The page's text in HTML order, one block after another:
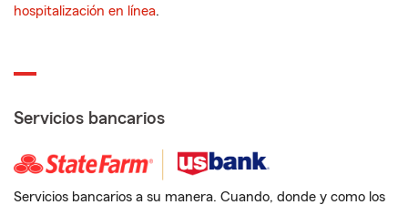
hospitalización en línea.
Servicios bancarios
Servicios bancarios a su manera. Cuando, donde y como los